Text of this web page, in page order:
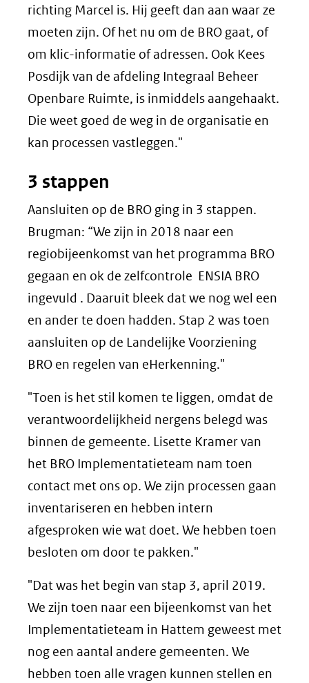
richting Marcel is. Hij geeft dan aan waar ze
moeten zijn. Of het nu om de BRO gaat, of
om klic-informatie of adressen. Ook Kees
Posdijk van de afdeling Integraal Beheer
Openbare Ruimte, is inmiddels aangehaakt.
Die weet goed de weg in de organisatie en
kan processen vastleggen."
3 stappen
Aansluiten op de BRO ging in 3 stappen.
Brugman: “We zijn in 2018 naar een
regiobijeenkomst van het programma BRO
gegaan en ok de zelfcontrole ENSIA BRO
ingevuld . Daaruit bleek dat we nog wel een
en ander te doen hadden. Stap 2 was toen
aansluiten op de Landelijke Voorziening
BRO en regelen van eHerkenning."
"Toen is het stil komen te liggen, omdat de
verantwoordelijkheid nergens belegd was
binnen de gemeente. Lisette Kramer van
het BRO Implementatieteam nam toen
contact met ons op. We zijn processen gaan
inventariseren en hebben intern
afgesproken wie wat doet. We hebben toen
besloten om door te pakken."
"Dat was het begin van stap 3, april 2019.
We zijn toen naar een bijeenkomst van het
Implementatieteam in Hattem geweest met
nog een aantal andere gemeenten. We
hebben toen alle vragen kunnen stellen en